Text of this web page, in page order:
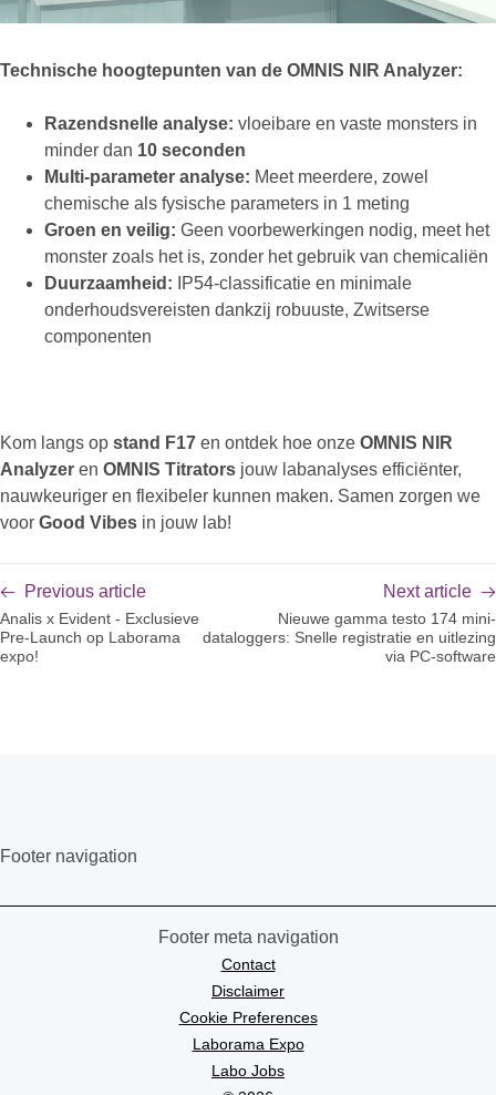
Technische hoogtepunten van de OMNIS NIR Analyzer:
Razendsnelle analyse: vloeibare en vaste monsters in
minder dan 10 seconden
Multi-parameter analyse: Meet meerdere, zowel
chemische als fysische parameters in 1 meting
Groen en veilig: Geen voorbewerkingen nodig, meet het
monster zoals het is, zonder het gebruik van chemicaliën
Duurzaamheid: IP54-classificatie en minimale
onderhoudsvereisten dankzij robuuste, Zwitserse
componenten
Kom langs op stand F17 en ontdek hoe onze OMNIS NIR
Analyzer en OMNIS Titrators jouw labanalyses efficiënter,
nauwkeuriger en flexibeler kunnen maken. Samen zorgen we
voor Good Vibes in jouw lab!
Previous article
Analis x Evident - Exclusieve
Pre-Launch op Laborama
expo!
Next article
Nieuwe gamma testo 174 mini-
dataloggers: Snelle registratie en uitlezing
via PC-software
Footer navigation
Footer meta navigation
Contact
Disclaimer
Cookie Preferences
Laborama Expo
Labo Jobs